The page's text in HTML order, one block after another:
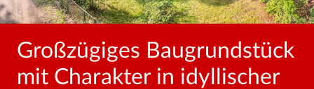
Großzügiges Baugrundstück
mit Charakter in idyllischer